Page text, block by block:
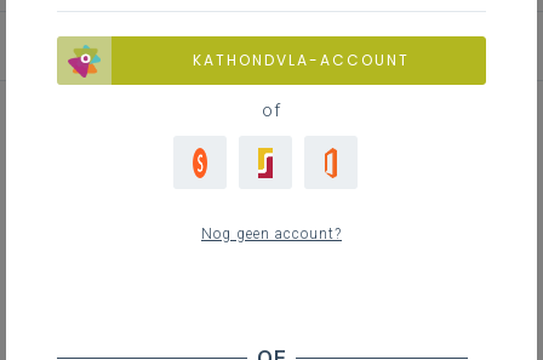
Onrust in de getallenfabriek
KATHONDVLA-ACCOUNT
of
Nog geen account?